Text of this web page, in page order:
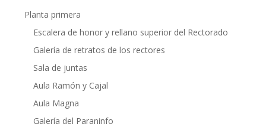
Planta primera
Escalera de honor y rellano superior del Rectorado
Galería de retratos de los rectores
Sala de juntas
Aula Ramón y Cajal
Aula Magna
Galería del Paraninfo